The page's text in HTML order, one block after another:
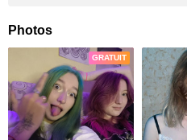
Photos
GRATUIT